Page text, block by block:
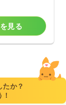
見る
か？